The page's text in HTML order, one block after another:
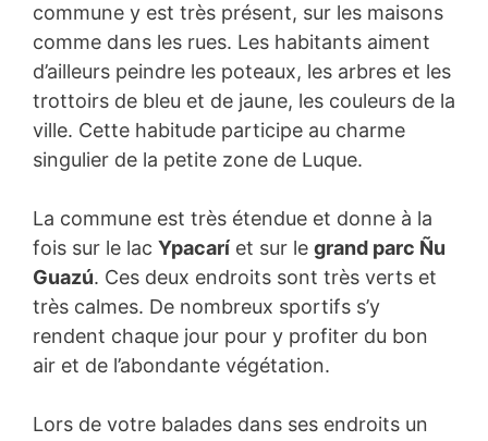
commune y est très présent, sur les maisons
comme dans les rues. Les habitants aiment
d’ailleurs peindre les poteaux, les arbres et les
trottoirs de bleu et de jaune, les couleurs de la
ville. Cette habitude participe au charme
singulier de la petite zone de Luque.
La commune est très étendue et donne à la
fois sur le lac Ypacarí et sur le grand parc Ñu
Guazú. Ces deux endroits sont très verts et
très calmes. De nombreux sportifs s’y
rendent chaque jour pour y profiter du bon
air et de l’abondante végétation.
Lors de votre balades dans ses endroits un